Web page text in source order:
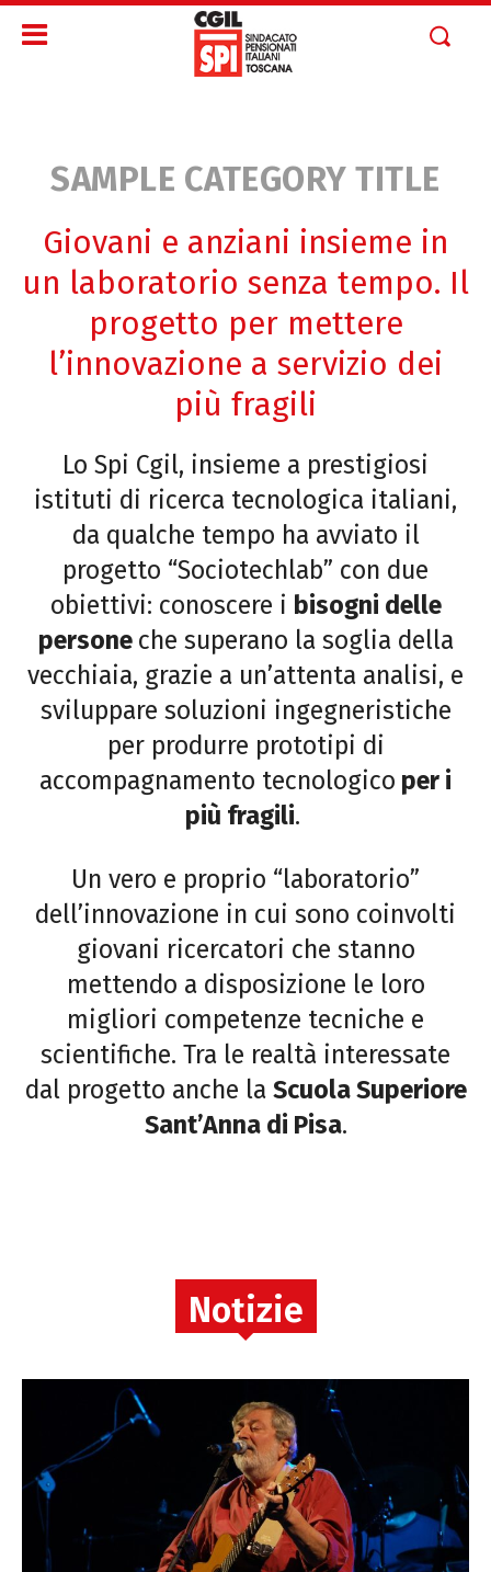
SAMPLE CATEGORY TITLE
Giovani e anziani insieme in
un laboratorio senza tempo. Il
progetto per mettere
l’innovazione a servizio dei
più fragili
Lo Spi Cgil, insieme a prestigiosi
istituti di ricerca tecnologica italiani,
da qualche tempo ha avviato il
progetto “Sociotechlab” con due
obiettivi: conoscere i bisogni delle
persone che superano la soglia della
vecchiaia, grazie a un’attenta analisi, e
sviluppare soluzioni ingegneristiche
per produrre prototipi di
accompagnamento tecnologico per i
più fragili.
Un vero e proprio “laboratorio”
dell’innovazione in cui sono coinvolti
giovani ricercatori che stanno
mettendo a disposizione le loro
migliori competenze tecniche e
scientifiche. Tra le realtà interessate
dal progetto anche la Scuola Superiore
Sant’Anna di Pisa.
Notizie